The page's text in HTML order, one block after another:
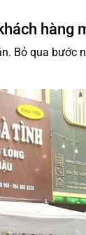
hàng
Bỏ qua bước